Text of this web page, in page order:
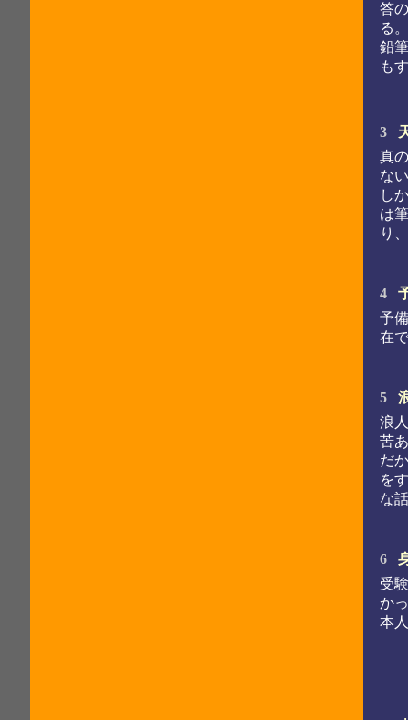
答
る
鉛
も
3
真
な
し
は
り
4
予
在
5
浪
苦
だ
を
な
6
受
か
本